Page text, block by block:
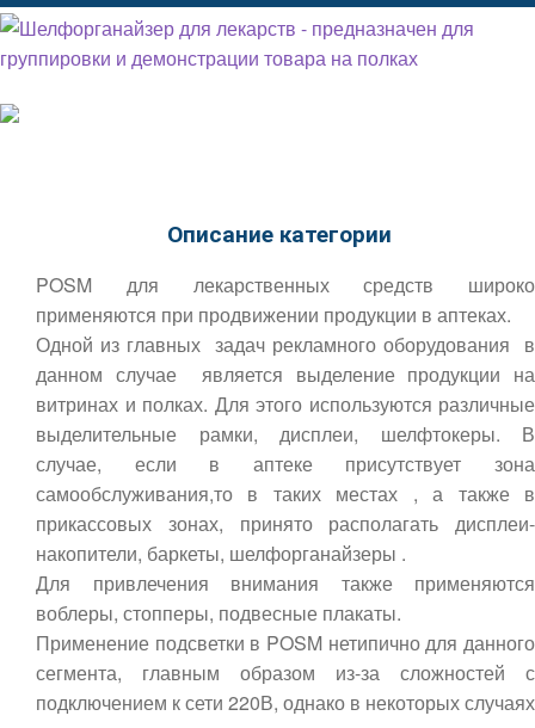
Описание категории
POSM для лекарственных средств широко
применяются при продвижении продукции в аптеках.
Одной из главных задач рекламного оборудования в
данном случае является выделение продукции на
витринах и полках. Для этого используются различные
выделительные рамки, дисплеи, шелфтокеры. В
случае, если в аптеке присутствует зона
самообслуживания,то в таких местах , а также в
прикассовых зонах, принято располагать дисплеи-
накопители, баркеты, шелфорганайзеры .
Для привлечения внимания также применяются
воблеры, стопперы, подвесные плакаты.
Применение подсветки в POSM нетипично для данного
сегмента, главным образом из-за сложностей с
подключением к сети 220В, однако в некоторых случаях